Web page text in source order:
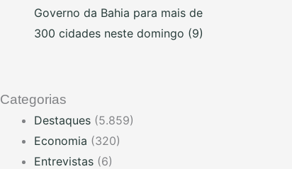
Governo da Bahia para mais de
300 cidades neste domingo (9)
Categorias
Destaques (5.859)
Economia (320)
Entrevistas (6)